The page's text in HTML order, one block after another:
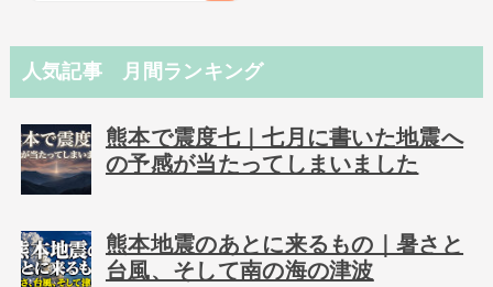
人気記事 月間ランキング
熊本で震度七｜七月に書いた地震へ
の予感が当たってしまいました
熊本地震のあとに来るもの｜暑さと
台風、そして南の海の津波